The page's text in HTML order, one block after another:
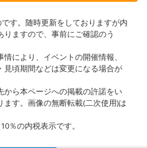
す。随時更新をしておりますが内
ますので、事前にご確認のう
により、イベントの開催情報、
頃期間などは変更になる場合が
ら本ページへの掲載の許諾をい
す。画像の無断転載(二次使用)は
％の内税表示です。